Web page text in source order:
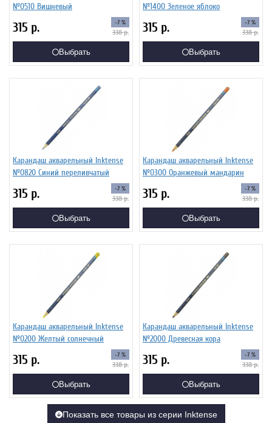
№0510 Вишневый
315 р. -7 %
338р.
Выбрать
№1400 Зеленое яблоко
315 р. -7 %
338р.
Выбрать
Карандаш акварельный Inktense
№0820 Синий переливчатый
315 р. -7 %
338р.
Выбрать
Карандаш акварельный Inktense
№0300 Оранжевый мандарин
315 р. -7 %
338р.
Выбрать
Карандаш акварельный Inktense
№0200 Желтый солнечный
315 р. -7 %
338р.
Выбрать
Карандаш акварельный Inktense
№2000 Древесная кора
315 р. -7 %
338р.
Выбрать
Показать все товары из серии Inktense